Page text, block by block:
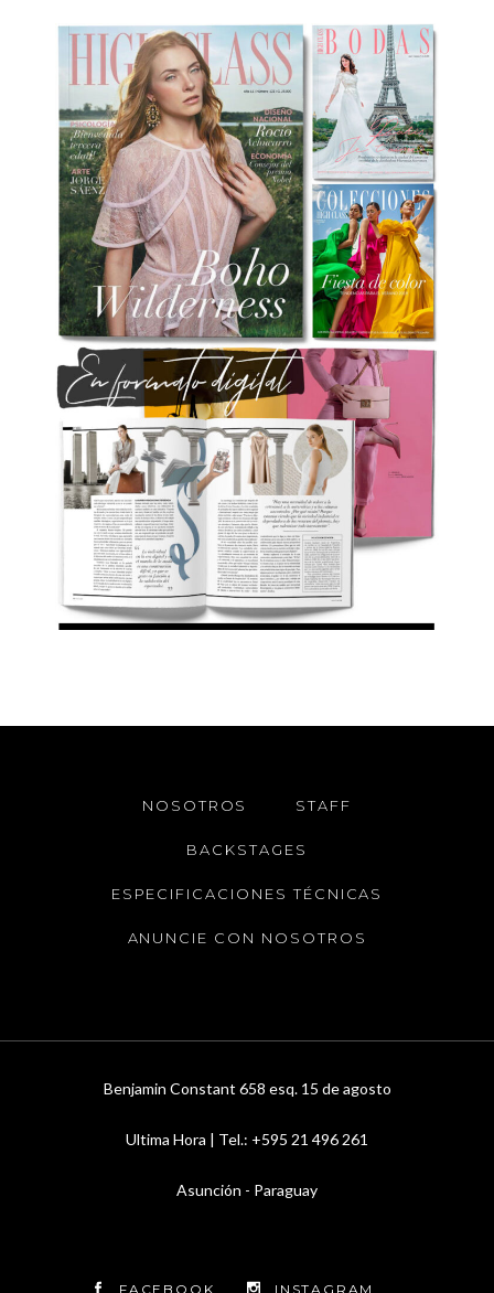
NOSOTROS STAFF
BACKSTAGES
ESPECIFICACIONES TÉCNICAS
ANUNCIE CON NOSOTROS
Benjamin Constant 658 esq. 15 de agosto
Ultima Hora | Tel.: +595 21 496 261
Asunción - Paraguay
FACEBOOK INSTAGRAM